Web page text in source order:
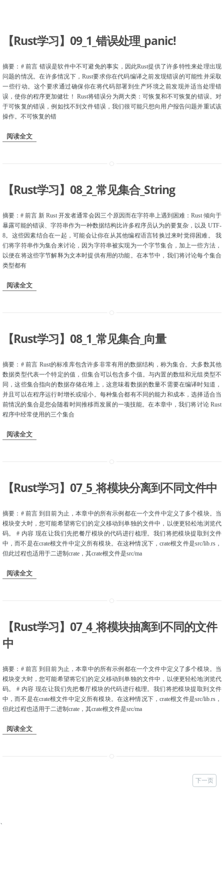
【Rust学习】09_1_错误处理_panic!
摘要：# 前言 错误是软件中不可避免的事实，因此Rust提供了许多特性来处理出现
问题的情况。在许多情况下，Rust要求你在代码编译之前发现错误的可能性并采取
一些行动。这个要求通过确保你在将代码部署到生产环境之前发现并适当处理错
误，使你的程序更加健壮！ Rust将错误分为两大类：可恢复和不可恢复的错误。对
于可恢复的错误，例如找不到文件错误，我们很可能只想向用户报告问题并重试该
操作。不可恢复的错
阅读全文
【Rust学习】08_2_常见集合_String
摘要：# 前言 新 Rust 开发者通常会因三个原因而在字符串上遇到困难：Rust 倾向于
暴露可能的错误、字符串作为一种数据结构比许多程序员认为的要复杂，以及 UTF-
8。这些因素结合在一起，可能会让你在从其他编程语言转换过来时觉得困难。 我
们将字符串作为集合来讨论，因为字符串被实现为一个字节集合，加上一些方法，
以便在将这些字节解释为文本时提供有用的功能。在本节中，我们将讨论每个集合
类型都有
阅读全文
【Rust学习】08_1_常见集合_向量
摘要：# 前言 Rust的标准库包含许多非常有用的数据结构，称为集合。大多数其他
数据类型代表一个特定的值，但集合可以包含多个值。与内置的数组和元组类型不
同，这些集合指向的数据存储在堆上，这意味着数据的数量不需要在编译时知道，
并且可以在程序运行时增长或缩小。每种集合都有不同的能力和成本，选择适合当
前情况的集合是您会随着时间推移而发展的一项技能。在本章中，我们将讨论 Rust
程序中经常使用的三个集合
阅读全文
【Rust学习】07_5_将模块分离到不同文件中
摘要：# 前言 到目前为止，本章中的所有示例都在一个文件中定义了多个模块。当
模块变大时，您可能希望将它们的定义移动到单独的文件中，以便更轻松地浏览代
码。 # 内容 现在让我们先把餐厅模块的代码进行梳理。我们将把模块提取到文件
中，而不是在crate根文件中定义所有模块。在这种情况下，crate根文件是src/lib.rs，
但此过程也适用于二进制crate，其crate根文件是src/ma
阅读全文
【Rust学习】07_4_将模块抽离到不同的文件
中
摘要：# 前言 到目前为止，本章中的所有示例都在一个文件中定义了多个模块。当
模块变大时，您可能希望将它们的定义移动到单独的文件中，以便更轻松地浏览代
码。 # 内容 现在让我们先把餐厅模块的代码进行梳理。我们将把模块提取到文件
中，而不是在crate根文件中定义所有模块。在这种情况下，crate根文件是src/lib.rs，
但此过程也适用于二进制crate，其crate根文件是src/ma
阅读全文
下一页
、